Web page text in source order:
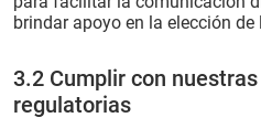
brindar apoyo en la elección
3.2 Cumplir con
regulatorias